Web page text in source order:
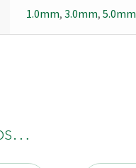
1.0mm, 3.0mm, 5.0mm